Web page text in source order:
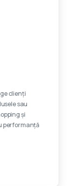
clienți
sau
și
performanță